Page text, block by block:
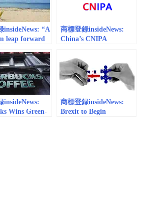
aseanbriefing.com
insideNews: “A
leap forward
– praise for
Trademarks
years | World
Review
商標登録insideNews:
China’s CNIPA
Reducing Draft
Measures | the National
Law Review
insideNews:
Wins Green-
商標登録insideNews:
Brexit to Begin